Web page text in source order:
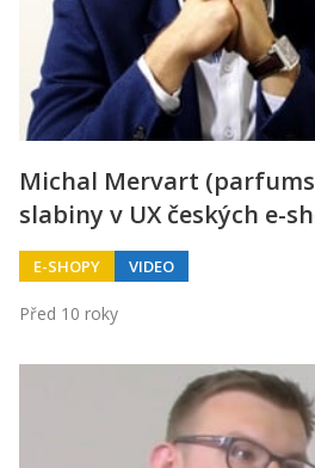
Michal Mervart
slabiny v UX českých e-
E-SHOPY VIDEO
Před 10 roky